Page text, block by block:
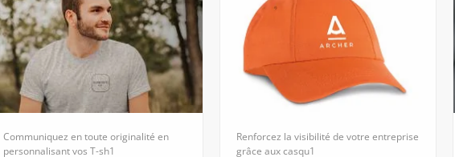
Communiquez en toute originalité en
personnalisant vos T-sh1
Renforcez la visibilité de votre entreprise
grâce aux casqu1